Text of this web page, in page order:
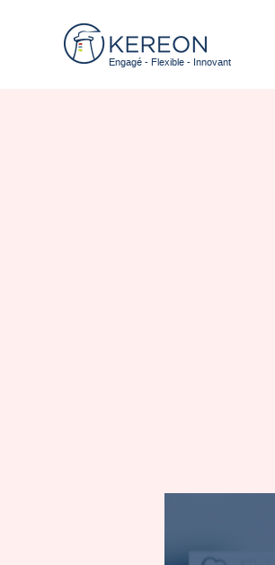
Engagé - Flexible - Innovant